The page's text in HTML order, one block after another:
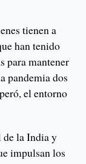
tienen a
han tenido
para mantener
pandemia dos
el entorno
de la India y
impulsan los